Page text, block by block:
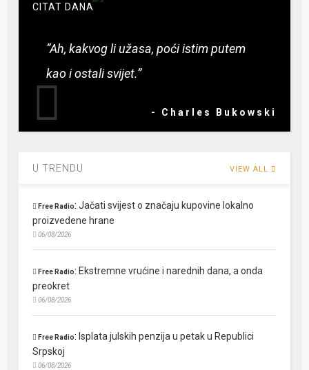
CITAT DANA
“Ah, kakvog li užasa, poći istim putem
kao i ostali svijet.”
- Charles Bukowski
U TRENDU VIEW ALL
Free Radio:Jačati svijest o značaju kupovine lokalno
proizvedene hrane
06/08/2026
Free Radio: Ekstremne vrućine i narednih dana, a onda
preokret
06/08/2026
Free Radio: Isplata julskih penzija u petak u Republici
Srpskoj
06/08/2026